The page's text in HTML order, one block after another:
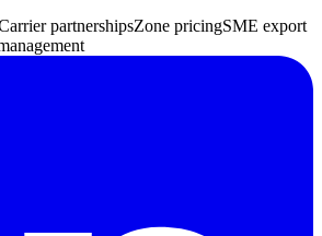
partnershipsZone pricingSME export